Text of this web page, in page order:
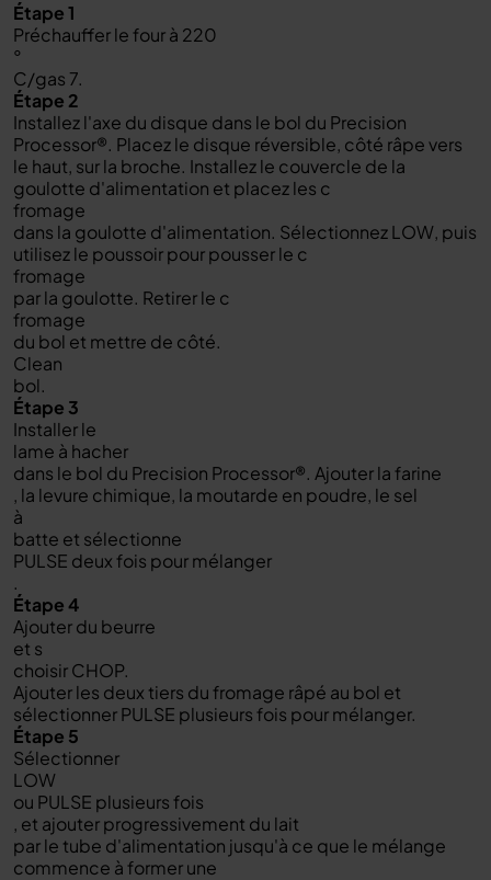
Étape 1
Préchauffer le four à 220
°
C/gas 7.
Étape 2
Installez l'axe du disque dans le bol du Precision
Processor®. Placez le disque réversible, côté râpe vers
le haut, sur la broche. Installez le couvercle de la
goulotte d'alimentation et placez les c
fromage
dans la goulotte d'alimentation. Sélectionnez LOW, puis
utilisez le poussoir pour pousser le c
fromage
par la goulotte. Retirer le c
fromage
du bol et mettre de côté.
Clean
bol.
Étape 3
Installer le
lame à hacher
dans le bol du Precision Processor®. Ajouter la farine
, la levure chimique, la moutarde en poudre, le sel
à
batte et sélectionne
PULSE deux fois pour mélanger
.
Étape 4
Ajouter du beurre
et s
choisir CHOP.
Ajouter les deux tiers du fromage râpé au bol et
sélectionner PULSE plusieurs fois pour mélanger.
Étape 5
Sélectionner
LOW
ou PULSE plusieurs fois
, et ajouter progressivement du lait
par le tube d'alimentation jusqu'à ce que le mélange
commence à former une